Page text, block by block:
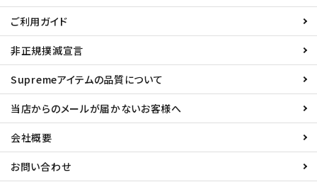
ご利用ガイド
非正規撲滅宣言
Supremeアイテムの品質について
当店からのメールが届かないお客様へ
会社概要
お問い合わせ